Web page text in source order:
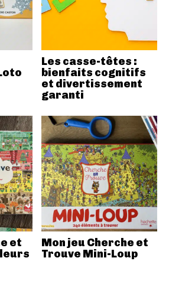
Les casse-têtes :
bienfaits cognitifs
et divertissement
garanti
et
Mon jeu Cherche et
Trouve Mini-Loup